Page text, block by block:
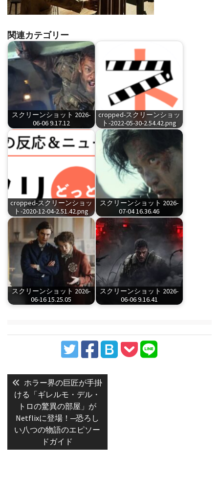
関連カテゴリー
スクリーンショット 2026-
06-06 9.17.12
cropped-スクリーンショッ
ト-2022-05-30-2.54.42.png
cropped-スクリーンショッ
ト-2020-12-04-2.51.42.png
スクリーンショット 2026-
07-04 16.36.46
スクリーンショット 2026-
06-16 15.25.05
スクリーンショット 2026-
06-06 9.16.41
稿
ナ
ゲ
ー
Previous
post:
ホラー界の巨匠が手掛
ける「ギレルモ・デル・
トロの驚異の部屋」が
Netflixに登場！─恐ろし
い八つの物語のエピソー
ドガイド